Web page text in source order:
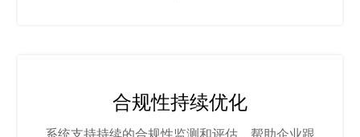
合规性持续优化